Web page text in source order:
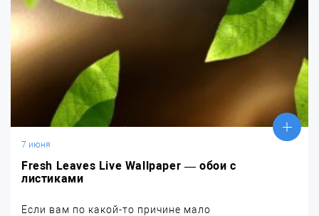
7 июня
Fresh Leaves Live Wallpaper — обои с
листиками
Если вам по какой-то причине мало